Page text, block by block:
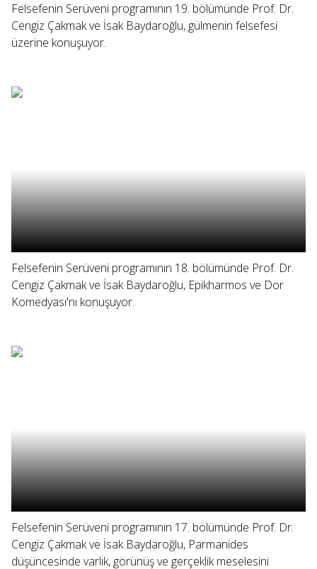
Felsefenin Serüveni programının 19. bölümünde Prof. Dr.
Cengiz Çakmak ve İsak Baydaroğlu, gülmenin felsefesi
üzerine konuşuyor.
Felsefenin Serüveni programının 18. bölümünde Prof. Dr.
Cengiz Çakmak ve İsak Baydaroğlu, Epikharmos ve Dor
Komedyası'nı konuşuyor.
Felsefenin Serüveni programının 17. bölümünde Prof. Dr.
Cengiz Çakmak ve İsak Baydaroğlu, Parmanides
düşüncesinde varlık, görünüş ve gerçeklik meselesini